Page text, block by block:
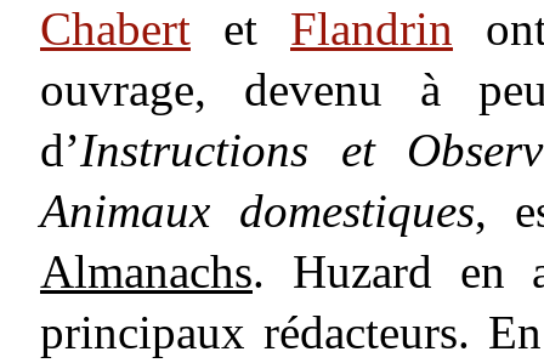
Chabert et Flandrin
ouvrage, devenu à
d’Instructions et
Animaux domestiques,
Almanachs. Huzard en
principaux rédacteurs.